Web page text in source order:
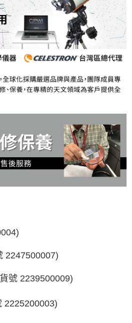
2247500007)
號 2239500009)
2225200003)